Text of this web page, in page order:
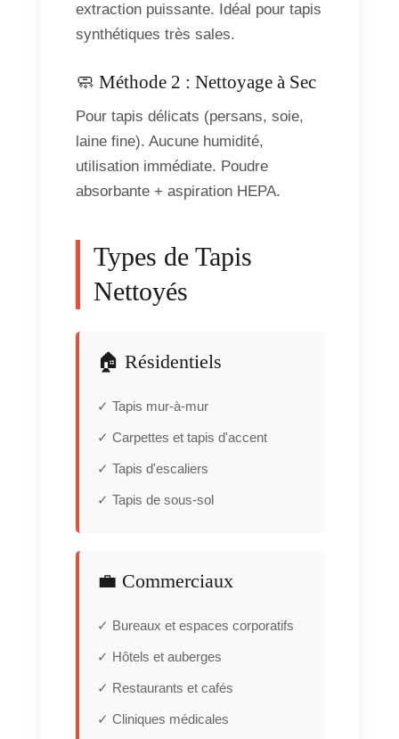
extraction puissante. Idéal pour tapis
synthétiques très sales.
🧼 Méthode 2 : Nettoyage à Sec
Pour tapis délicats (persans, soie,
laine fine). Aucune humidité,
utilisation immédiate. Poudre
absorbante + aspiration HEPA.
Types de Tapis
Nettoyés
🏠 Résidentiels
✓ Tapis mur-à-mur
✓ Carpettes et tapis d'accent
✓ Tapis d'escaliers
✓ Tapis de sous-sol
💼 Commerciaux
✓ Bureaux et espaces corporatifs
✓ Hôtels et auberges
✓ Restaurants et cafés
✓ Cliniques médicales